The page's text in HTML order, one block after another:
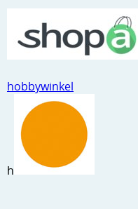
Ponsen
Snijmaterialen
Speciaal papier
Stans machine en
Stempels en zo
hobbywinkel
h